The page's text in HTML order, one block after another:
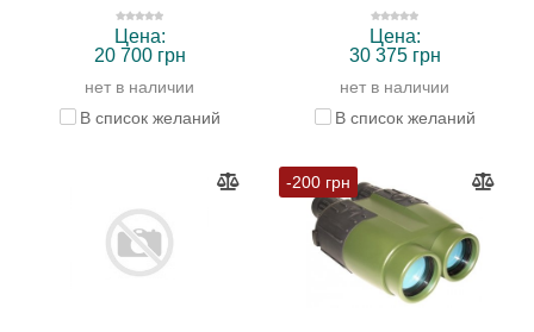
Цена:
20 700 грн
нет в наличии
В список желаний
Цена:
30 375 грн
нет в наличии
В список желаний
-200 грн